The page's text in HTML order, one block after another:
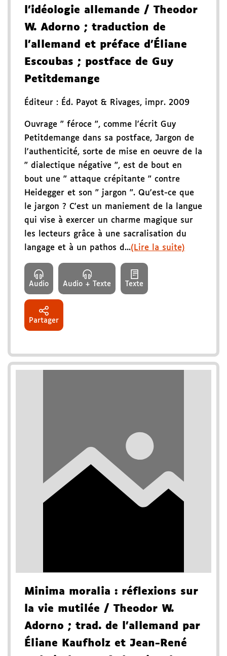
l'idéologie allemande / Theodor
W. Adorno ; traduction de
l'allemand et préface d'Éliane
Escoubas ; postface de Guy
Petitdemange
Éditeur : Éd. Payot & Rivages, impr. 2009
Ouvrage " féroce ", comme l'écrit Guy
Petitdemange dans sa postface, Jargon de
l'authenticité, sorte de mise en oeuvre de la
" dialectique négative ", est de bout en
bout une " attaque crépitante " contre
Heidegger et son " jargon ". Qu'est-ce que
le jargon ? C'est un maniement de la langue
qui vise à exercer un charme magique sur
les lecteurs grâce à une sacralisation du
langage et à un pathos d...(Lire la suite)
Audio Audio + Texte Texte
Partager
Minima moralia : réflexions sur
la vie mutilée / Theodor W.
Adorno ; trad. de l'allemand par
Éliane Kaufholz et Jean-René